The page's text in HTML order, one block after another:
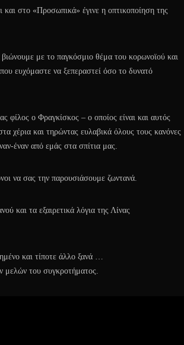
στο «Προσωπικά» έγινε η οπτικοποίηση της
με το παγκόσμιο θέμα του κορωνοϊού και
ευχόμαστε να ξεπεραστεί όσο το δυνατό
φίλος ο Φραγκίσκος – ο οποίος είναι και αυτός
χέρια και τηρώντας ευλαβικά όλους τους κανόνες
έναν από εμάς στα σπίτια μας.
να σας την παρουσιάσουμε ζωντανά.
και τα εξαιρετικά λόγια της Λίνας
και τίποτε άλλο ξανά …
μελών του συγκροτήματος.